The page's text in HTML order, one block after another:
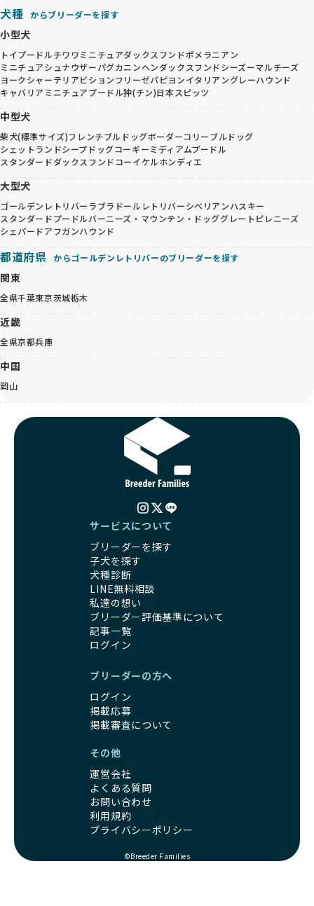
犬種 からブリーダーを探す
小型犬
トイプードルチワワミニチュアダックスフンドポメラニアン
ミニチュアシュナウザーパグカニンヘンダックスフンドシーズーマルチーズ
ヨークシャーテリアビションフリーゼパピヨンイタリアングレーハウンド
キャバリア ミニチュアプードル狆(チン)日本スピッツ
中型犬
柴犬(標準サイズ)フレンチブルドッグボーダーコリーブルドッグ
シェットランドシープドッグコーギーミディアムプードル
スタンダードダックスフンドコーイケルホンディエ
大型犬
ゴールデンレトリバー ラブラドールレトリバーシベリアンハスキー
スタンダードプードルバーニーズ・マウンテン・ドッググレートピレニーズ
シェパードアフガンハウンド
都道府県 からゴールデンレトリバーのブリーダーを探す
関東
全県千葉東京茨城栃木
近畿
全県京都兵庫
中国
岡山
サービスについて
ブリーダーを探す
子犬を探す
犬種診断
LINE無料相談
私達の想い
ブリーダー評価基準について
記事一覧
ログイン
ブリーダーの方へ
ログイン
掲載応募
掲載審査について
その他
運営会社
よくある質問
お問い合わせ
利用規約
プライバシーポリシー
©Breeder Families